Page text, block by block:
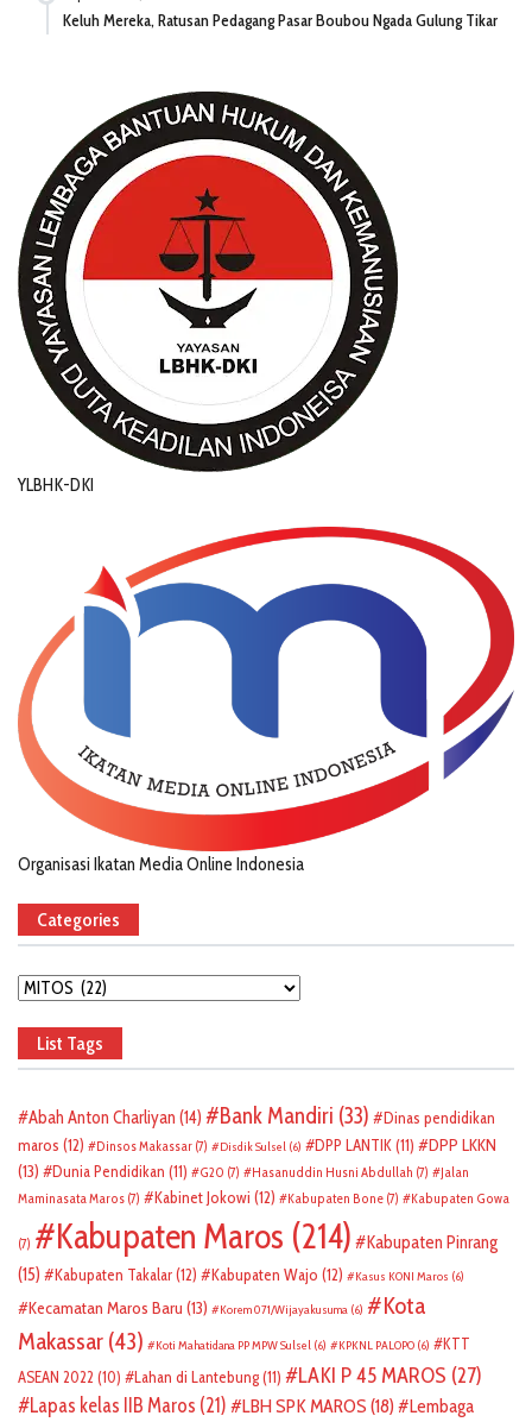
Keluh Mereka, Ratusan Pedagang Pasar Boubou Ngada Gulung Tikar
YLBHK-DKI
Organisasi Ikatan Media Online Indonesia
Categories
Categories
List Tags
Abah Anton Charliyan (14) Bank Mandiri (33)
Dinas pendidikan
maros (12) Dinsos Makassar (7) Disdik Sulsel (6) DPP LANTIK(11)
DPP LKKN
(13)
Dunia Pendidikan (11) G20 (7) Hasanuddin Husni Abdullah (7)
Jalan
Maminasata Maros (7) Kabinet Jokowi (12) Kabupaten Bone (7) Kabupaten Gowa
(7) Kabupaten Maros (214)
Kabupaten Pinrang
(15)
Kabupaten Takalar(12) Kabupaten Wajo (12) Kasus KONI Maros (6)
Kecamatan Maros Baru (13) Korem 071/Wijayakusuma (6)
Kota
Makassar (43) Koti Mahatidana PP MPW Sulsel (6) KPKNL PALOPO (6)
KTT
ASEAN 2022 (10) Lahan di Lantebung(11) LAKI P 45 MAROS (27)
Lapas kelas IIB Maros (21) LBH SPK MAROS (18)
Lembaga